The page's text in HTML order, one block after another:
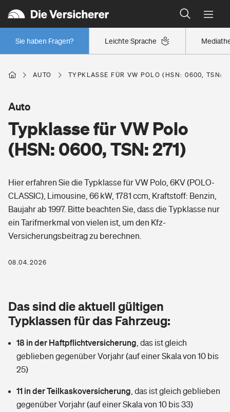
Leichte Sprache
Sie haben Fragen?
Wer versichert was: Jetzt Versicherer finden
Regionalklassen: So ist Ihre Region eingestuft
Wer versichert was: Jetzt Versicherer finden
Berufsunfähigkeitsversicherung
Erwerbsunfähigkeitsversicherung
Grundfähigkeitsversicherung
Arbeitsrechtsschutz
Berufshaftpflichtversicherung
Zur Übersicht
Tools
Wer versichert was: Jetzt Versicherer finden
Sie haben Fragen?
Wohnen
Glasversicherung
Mietkautionsversicherung
Restkreditversicherung
Freizeit
Pri­vate Haft­pflicht­
Kinderunfall­ver­si­che­rung
Kinderinvalidität
Hundehalter-Haftpflicht
Gesundheit
Private Krankenversicherung
Dread-Disease-Versicherung
Tierkrankenversicherung
Zur Übersicht
Tools
AUTO TYPKLASSE FÜR VW POLO (HSN: 0600, TSN:
Typklasse für VW Polo
(HSN: 0600, TSN: 271)
Auto
Hier erfahren Sie die Typklasse für VW Polo, 6KV (POLO-
CLASSIC), Limousine, 66 kW, 1781 ccm, Kraftstoff: Benzin,
Baujahr ab 1997. Bitte beachten Sie, dass die Typklasse nur
ein Tarifmerkmal von vielen ist, um den Kfz-
Versicherungsbeitrag zu berechnen.
08.04.2026
Das sind die aktuell gültigen
Typklassen für das Fahrzeug:
18 in der Haftpflichtversicherung das ist gleich
geblieben gegenüber Vorjahr (auf einer Skala von 10 bis
25)
11 in der Teilkaskoversicherung das ist gleich geblieben
gegenüber Vorjahr (auf einer Skala von 10 bis 33)